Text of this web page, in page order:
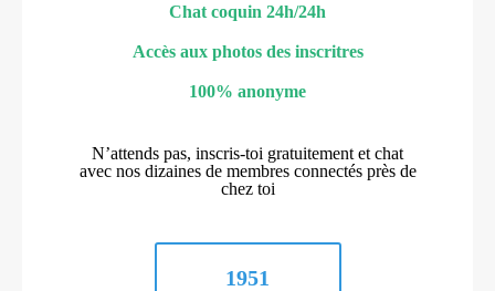
Chat coquin 24h/24h
Accès aux photos des inscritres
100% anonyme
N’attends pas, inscris-toi gratuitement et chat
avec nos dizaines de membres connectés près de
chez toi
1951